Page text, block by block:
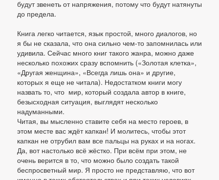
будут звенеть от напряжения, потому что будут натянуты
до предела.
Книга легко читается, язык простой, много диалогов, но
я бы не сказала, что она сильно чем-то запомнилась или
удивила. Сейчас много книг такого жанра, можно даже
несколько похожих сразу вспомнить («Золотая клетка»,
«Другая женщина», «Всегда лишь она» и другие,
которых я еще не читала). Недостатком книги могу
назвать то, что мир, который создала автор в книге,
безысходная ситуация, выглядят несколько
надуманными.
Читая, вы мысленно ставите себя на место героев, в
этом месте вас ждёт капкан! И молитесь, чтобы этот
капкан не отрубил вам все пальцы на руках и на ногах.
Да, вот настолько всё жёстко. При всём при этом, не
очень верится в то, что можно было создать такой
беспросветный мир. Я просто не представляю, что вот